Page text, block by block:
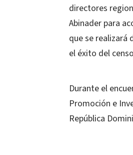
directores
Abinader para
que se realizará
el éxito del
Durante el
Promoción e
República